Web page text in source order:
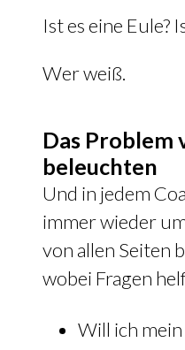
Ist es eine Eule?
Wer weiß.
Das Problem
beleuchten
Und in jedem
immer wieder
von allen Seiten
wobei Fragen
Will ich